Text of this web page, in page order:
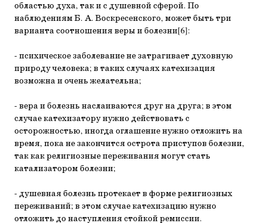
областью духа, так и с душевной сферой. По
наблюдениям Б. А. Воскресенского, может быть три
варианта соотношения веры и болезни[6]:
- психическое заболевание не затрагивает духовную
природу человека; в таких случаях катехизация
возможна и очень желательна;
- вера и болезнь наслаиваются друг на друга; в этом
случае катехизатору нужно действовать с
осторожностью, иногда оглашение нужно отложить на
время, пока не закончится острота приступов болезни,
так как религиозные переживания могут стать
катализатором болезни;
- душевная болезнь протекает в форме религиозных
переживаний; в этом случае катехизацию нужно
отложить до наступления стойкой ремиссии.